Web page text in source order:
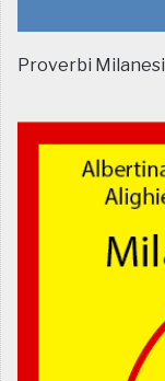
Proverbi Milanesi